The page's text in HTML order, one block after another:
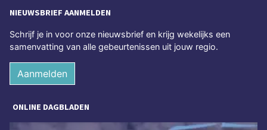
NIEUWSBRIEF AANMELDEN
Schrijf je in voor onze nieuwsbrief en krijg wekelijks een
samenvatting van alle gebeurtenissen uit jouw regio.
Aanmelden
ONLINE DAGBLADEN